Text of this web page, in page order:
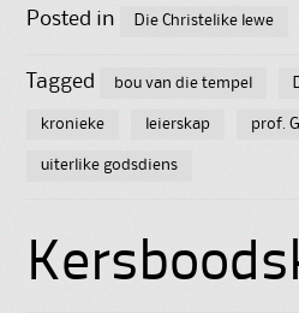
Posted in Die Christelike lewe
Tagged bou van die tempel
kronieke leierskap prof.
uiterlike godsdiens